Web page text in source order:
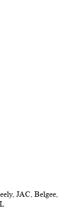
JAC, Belgee,